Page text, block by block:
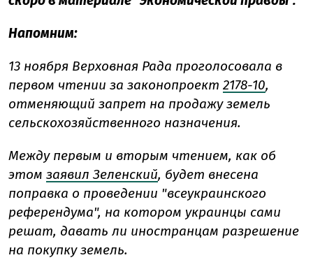
Напомним:
13 ноября Верховная Рада проголосовала в
первом чтении за законопроект 2178-10,
отменяющий запрет на продажу земель
сельскохозяйственного назначения.
Между первым и вторым чтением, как об
этом заявил Зеленский, будет внесена
поправка о проведении "всеукраинского
референдума", на котором украинцы сами
решат, давать ли иностранцам разрешение
на покупку земель.